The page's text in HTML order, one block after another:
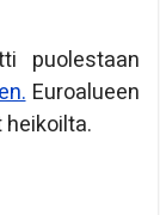
puolestaan
Euroalueen